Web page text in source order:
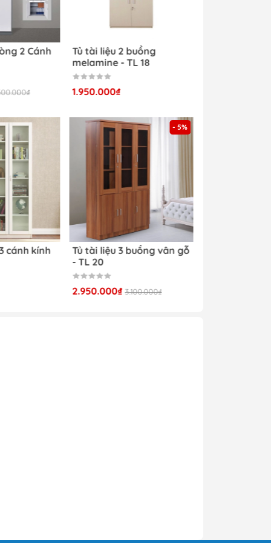
2 Cánh
Tủ tài liệu 2 buồng
melamine - TL 18
1.950.000₫
cánh kính
- 5%
Tủ tài liệu 3 buồng vân gỗ
- TL 20
2.950.000₫ 3.100.000₫